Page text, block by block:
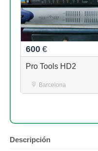
600 €
Pro Tools HD2
Barcelona
Descripción